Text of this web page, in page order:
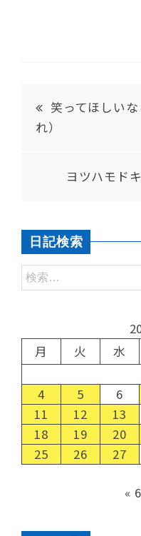
笑ってほしい
れ）
ヨツハモド
日記検索
月
火 水
4
5 6
11
12 13
18
19 20
25
26 27
«